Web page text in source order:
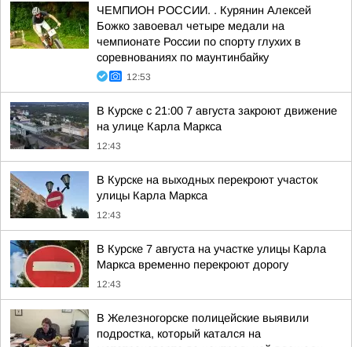
ЧЕМПИОН РОССИИ. . Курянин Алексей
Божко завоевал четыре медали на
чемпионате России по спорту глухих в
соревнованиях по маунтинбайку
12:53
В Курске с 21:00 7 августа закроют движение
на улице Карла Маркса
12:43
В Курске на выходных перекроют участок
улицы Карла Маркса
12:43
В Курске 7 августа на участке улицы Карла
Маркса временно перекроют дорогу
12:43
В Железногорске полицейские выявили
подростка, который катался на